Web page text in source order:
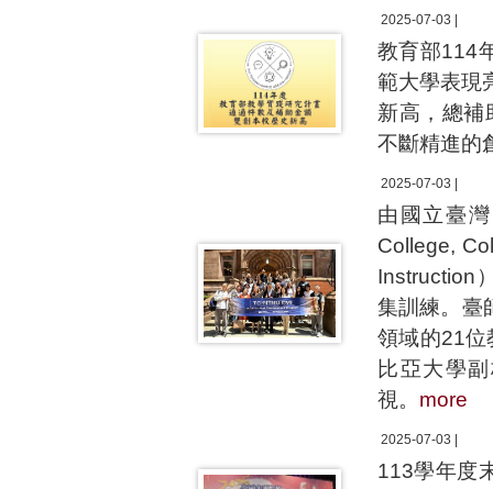
2025-07-03 |
教育部114
範大學表現
新高，總補
不斷精進的
2025-07-03 |
由國立臺
College,
Instruction
集訓練。臺
領域的21位
比亞大學
視。 more
2025-07-03 |
113學年度